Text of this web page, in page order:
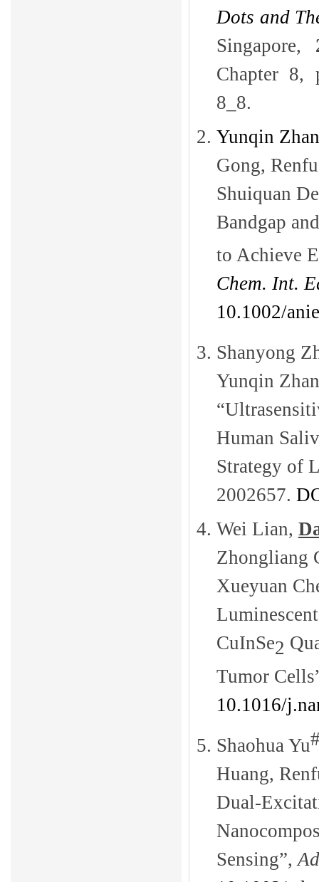
Dots and
Singapore,
Chapter 8,
8_8.
2. Yunqin
Gong,
Shuiquan
Bandgap
to Achieve
Chem. Int.
10.1002/
3. Shanyong
Yunqin
Human
Strategy of
2002657.
4. Wei Lian,
Zhongliang
Xueyuan
CuInSe2
Tumor
10.1016/
5. Shaohua Yu
Huang,
Dual-
Sensing”,